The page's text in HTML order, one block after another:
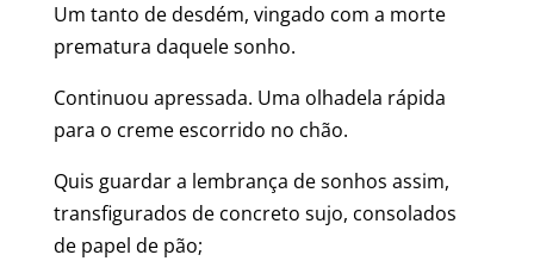
Um tanto de desdém, vingado com a morte
prematura daquele sonho.
Continuou apressada. Uma olhadela rápida
para o creme escorrido no chão.
Quis guardar a lembrança de sonhos assim,
transfigurados de concreto sujo, consolados
de papel de pão;